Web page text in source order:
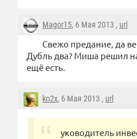
Magor15, 6 Мая 2013 , url
Свежо предание, да
Дубль два? Миша решил
ещё есть.
ko2x, 6 Мая 2013 , url
уководитель